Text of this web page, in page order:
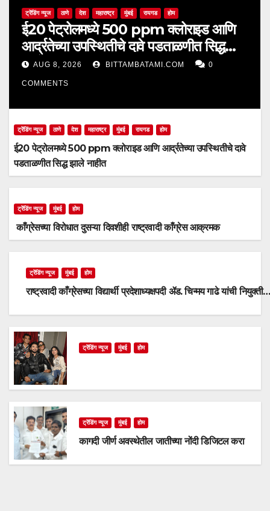
ट्रेंडिंग न्यूज ठाणे देश महाराष्ट्र मुंबई रायगड होम
ई20 पेट्रोलमध्ये 500 ppm क्लोराइड आणि
आर्द्रतेच्या उपस्थितीचे दावे पडताळणीत सिद्ध
झाले नाहीत
AUG 8, 2026 BITTAMBATAMI.COM 0
COMMENTS
ट्रेंडिंग न्यूज ठाणे देश महाराष्ट्र मुंबई रायगड होम
ई20 पेट्रोलमध्ये 500 ppm क्लोराइड आणि आर्द्रतेच्या उपस्थितीचे दावे
पडताळणीत सिद्ध झाले नाहीत
ट्रेंडिंग न्यूज मुंबई होम
काँग्रेसच्या विरोधात दुसऱ्या दिवशीही राष्ट्रवादी काँग्रेस आक्रमक
ट्रेंडिंग न्यूज मुंबई होम
राष्ट्रवादी काँग्रेसच्या विद्यार्थी प्रदेशाध्यक्षपदी ॲड. चिन्मय गाढे यांची नियुक्ती…
ट्रेंडिंग न्यूज मुंबई होम
ट्रेंडिंग न्यूज मुंबई होम
कागदी जीर्ण अवस्थेतील जातीच्या नोंदी डिजिटल करा